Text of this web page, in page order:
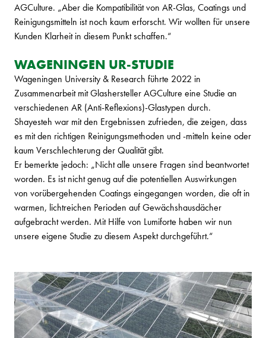
AGCulture. „Aber die Kompatibilität von AR-Glas, Coatings und
Reinigungsmitteln ist noch kaum erforscht. Wir wollten für unsere
Kunden Klarheit in diesem Punkt schaffen.“
WAGENINGEN UR-STUDIE
Wageningen University & Research führte 2022 in
Zusammenarbeit mit Glashersteller AGCulture eine Studie an
verschiedenen AR (Anti-Reflexions)-Glastypen durch.
Shayesteh war mit den Ergebnissen zufrieden, die zeigen, dass
es mit den richtigen Reinigungsmethoden und -mitteln keine oder
kaum Verschlechterung der Qualität gibt.
Er bemerkte jedoch: „Nicht alle unsere Fragen sind beantwortet
worden. Es ist nicht genug auf die potentiellen Auswirkungen
von vorübergehenden Coatings eingegangen worden, die oft in
warmen, lichtreichen Perioden auf Gewächshausdächer
aufgebracht werden. Mit Hilfe von Lumiforte haben wir nun
unsere eigene Studie zu diesem Aspekt durchgeführt.“